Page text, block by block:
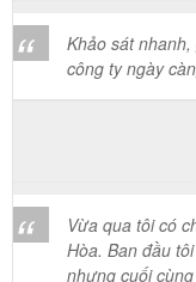
công ty ngày
Hòa. Ban đầu
nhưng cuối
Nguyên. Tôi